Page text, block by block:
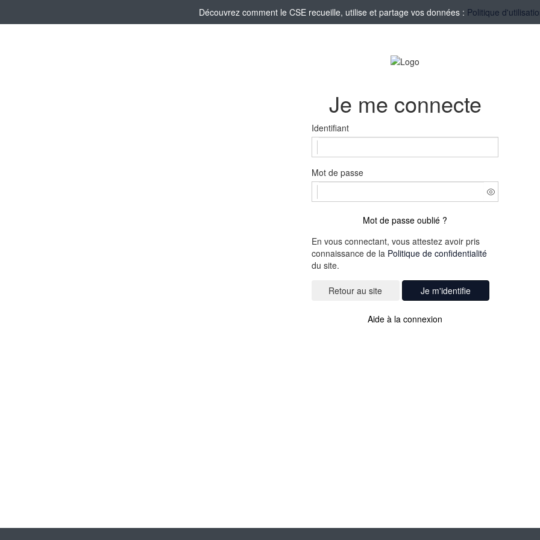
Découvrez comment le CSE recueille, utilise et partage vos données : Politique
Je me connecte
Identifiant
Mot de passe
Mot de passe oublié ?
En vous connectant, vous attestez avoir pris
connaissance de la Politique de confidentialité
du site.
Je m'identifie
Aide à la connexion